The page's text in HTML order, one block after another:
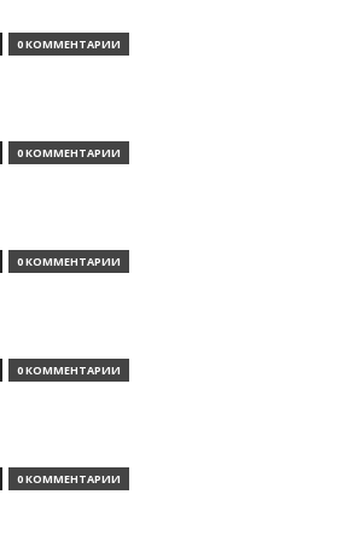
0 КОММЕНТАРИИ
0 КОММЕНТАРИИ
0 КОММЕНТАРИИ
0 КОММЕНТАРИИ
0 КОММЕНТАРИИ